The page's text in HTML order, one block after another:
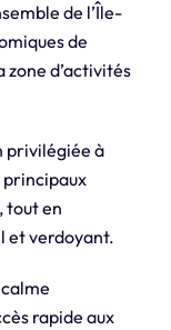
de l’Île-
de
zone d’activités
privilégiée à
tout en
et verdoyant.
rapide aux